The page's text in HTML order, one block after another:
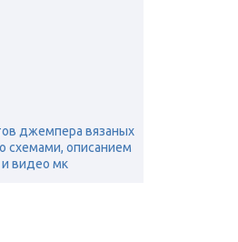
джемпера вязаных
схемами, описанием
и видео мк